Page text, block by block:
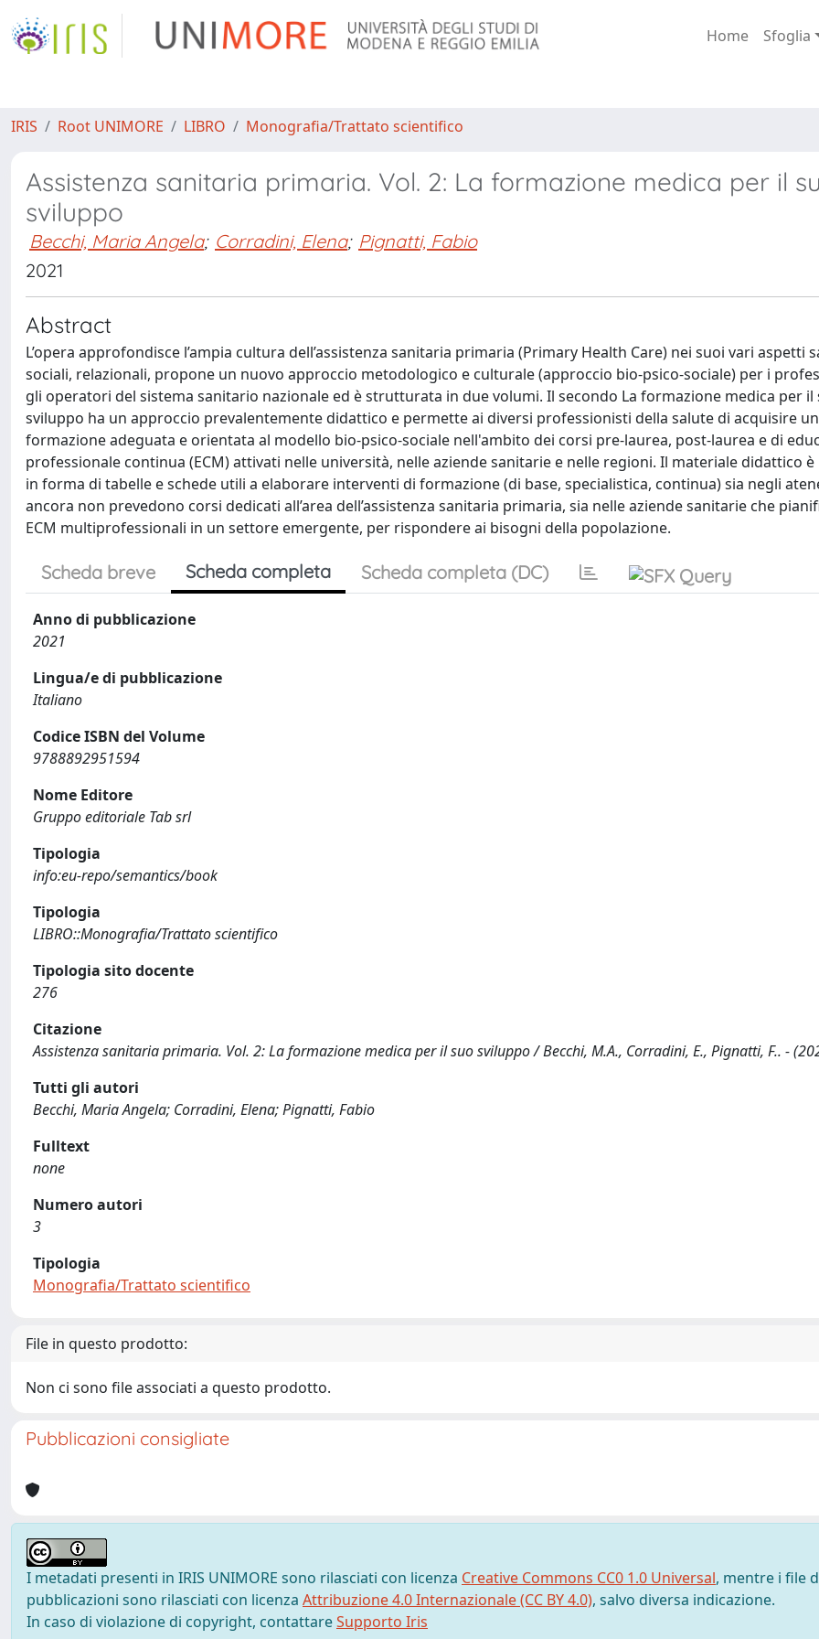
Home Sfoglia
IRIS Root UNIMORE LIBRO Monografia/Trattato scientifico
Assistenza sanitaria primaria. Vol. 2: La formazione medica per il
sviluppo
Becchi, Maria Angela; Corradini, Elena; Pignatti, Fabio
2021
Abstract
L’opera approfondisce l’ampia cultura dell’assistenza sanitaria primaria (Primary Health Care) nei suoi vari aspetti
sociali, relazionali, propone un nuovo approccio metodologico e culturale (approccio bio-psico-sociale) per i
gli operatori del sistema sanitario nazionale ed è strutturata in due volumi. Il secondo La formazione medica per il
sviluppo ha un approccio prevalentemente didattico e permette ai diversi professionisti della salute di acquisire
formazione adeguata e orientata al modello bio-psico-sociale nell'ambito dei corsi pre-laurea, post-laurea e di
professionale continua (ECM) attivati nelle università, nelle aziende sanitarie e nelle regioni. Il materiale didattico
in forma di tabelle e schede utili a elaborare interventi di formazione (di base, specialistica, continua) sia negli
ancora non prevedono corsi dedicati all’area dell’assistenza sanitaria primaria, sia nelle aziende sanitarie che
ECM multiprofessionali in un settore emergente, per rispondere ai bisogni della popolazione.
Scheda breve Scheda completa Scheda completa (DC)
Anno di pubblicazione
2021
Lingua/e di pubblicazione
Italiano
Codice ISBN del Volume
9788892951594
Nome Editore
Gruppo editoriale Tab srl
Tipologia
info:eu-repo/semantics/book
Tipologia
LIBRO::Monografia/Trattato scientifico
Tipologia sito docente
276
Citazione
Assistenza sanitaria primaria. Vol. 2: La formazione medica per il suo sviluppo / Becchi, M.A., Corradini, E., Pignatti, F.. -
Tutti gli autori
Becchi, Maria Angela; Corradini, Elena; Pignatti, Fabio
Fulltext
none
Numero autori
3
Tipologia
Monografia/Trattato scientifico
File in questo prodotto:
Non ci sono file associati a questo prodotto.
Pubblicazioni consigliate
I metadati presenti in IRIS UNIMORE sono rilasciati con licenza Creative Commons CC0 1.0 Universal, mentre i file
pubblicazioni sono rilasciati con licenza Attribuzione 4.0 Internazionale (CC BY 4.0), salvo diversa indicazione.
In caso di violazione di copyright, contattareSupporto Iris